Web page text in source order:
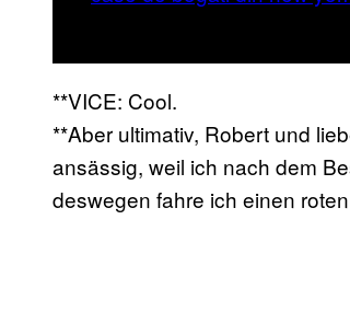
**VICE: Cool.
**Aber ultimativ, Robert und
ansässig, weil ich nach dem
deswegen fahre ich einen